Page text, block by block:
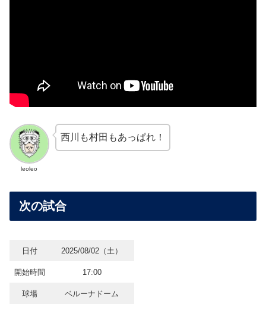
leoleo
西川も村田もあっぱれ！
次の試合
日付 2025/08/02（土）
開始時間 17:00
球場 ベルーナドーム